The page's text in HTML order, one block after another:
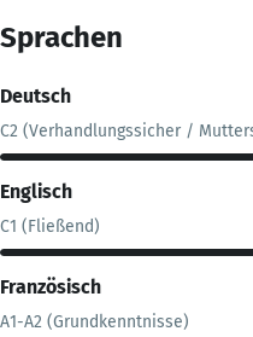
Sprachen
Deutsch
C2 (Verhandlungssicher /
Englisch
C1 (Fließend)
Französisch
A1-A2 (Grundkenntnisse)